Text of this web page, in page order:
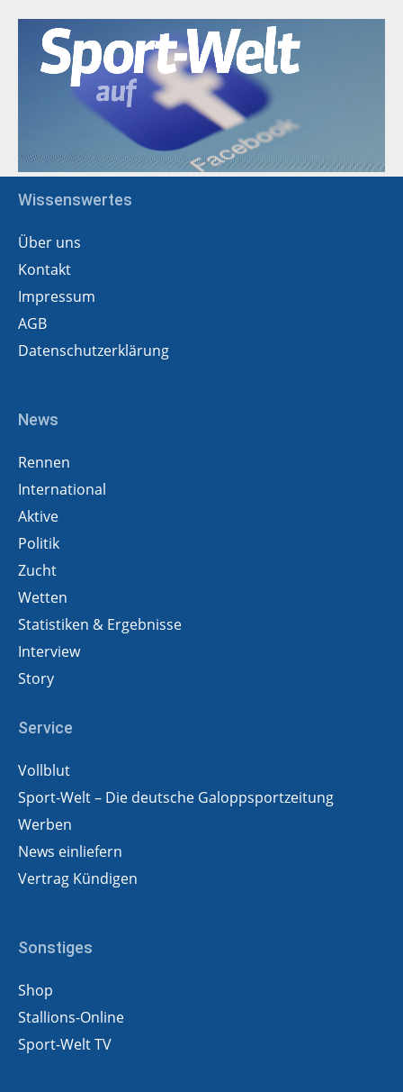
Wissenswertes
Über uns
Kontakt
Impressum
AGB
Datenschutzerklärung
News
Rennen
International
Aktive
Politik
Zucht
Wetten
Statistiken & Ergebnisse
Interview
Story
Service
Vollblut
Sport-Welt – Die deutsche Galoppsportzeitung
Werben
News einliefern
Vertrag Kündigen
Sonstiges
Shop
Stallions-Online
Sport-Welt TV